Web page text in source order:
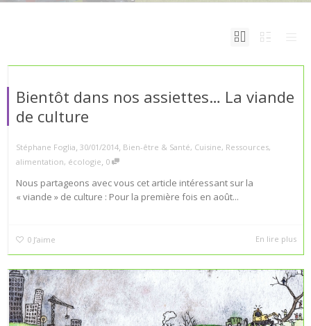
Bientôt dans nos assiettes… La viande
de culture
Stéphane Foglia, 30/01/2014, Bien-être & Santé, Cuisine, Ressources,
alimentation, écologie, 0
Nous partageons avec vous cet article intéressant sur la
« viande » de culture : Pour la première fois en août...
0 J’aime En lire plus